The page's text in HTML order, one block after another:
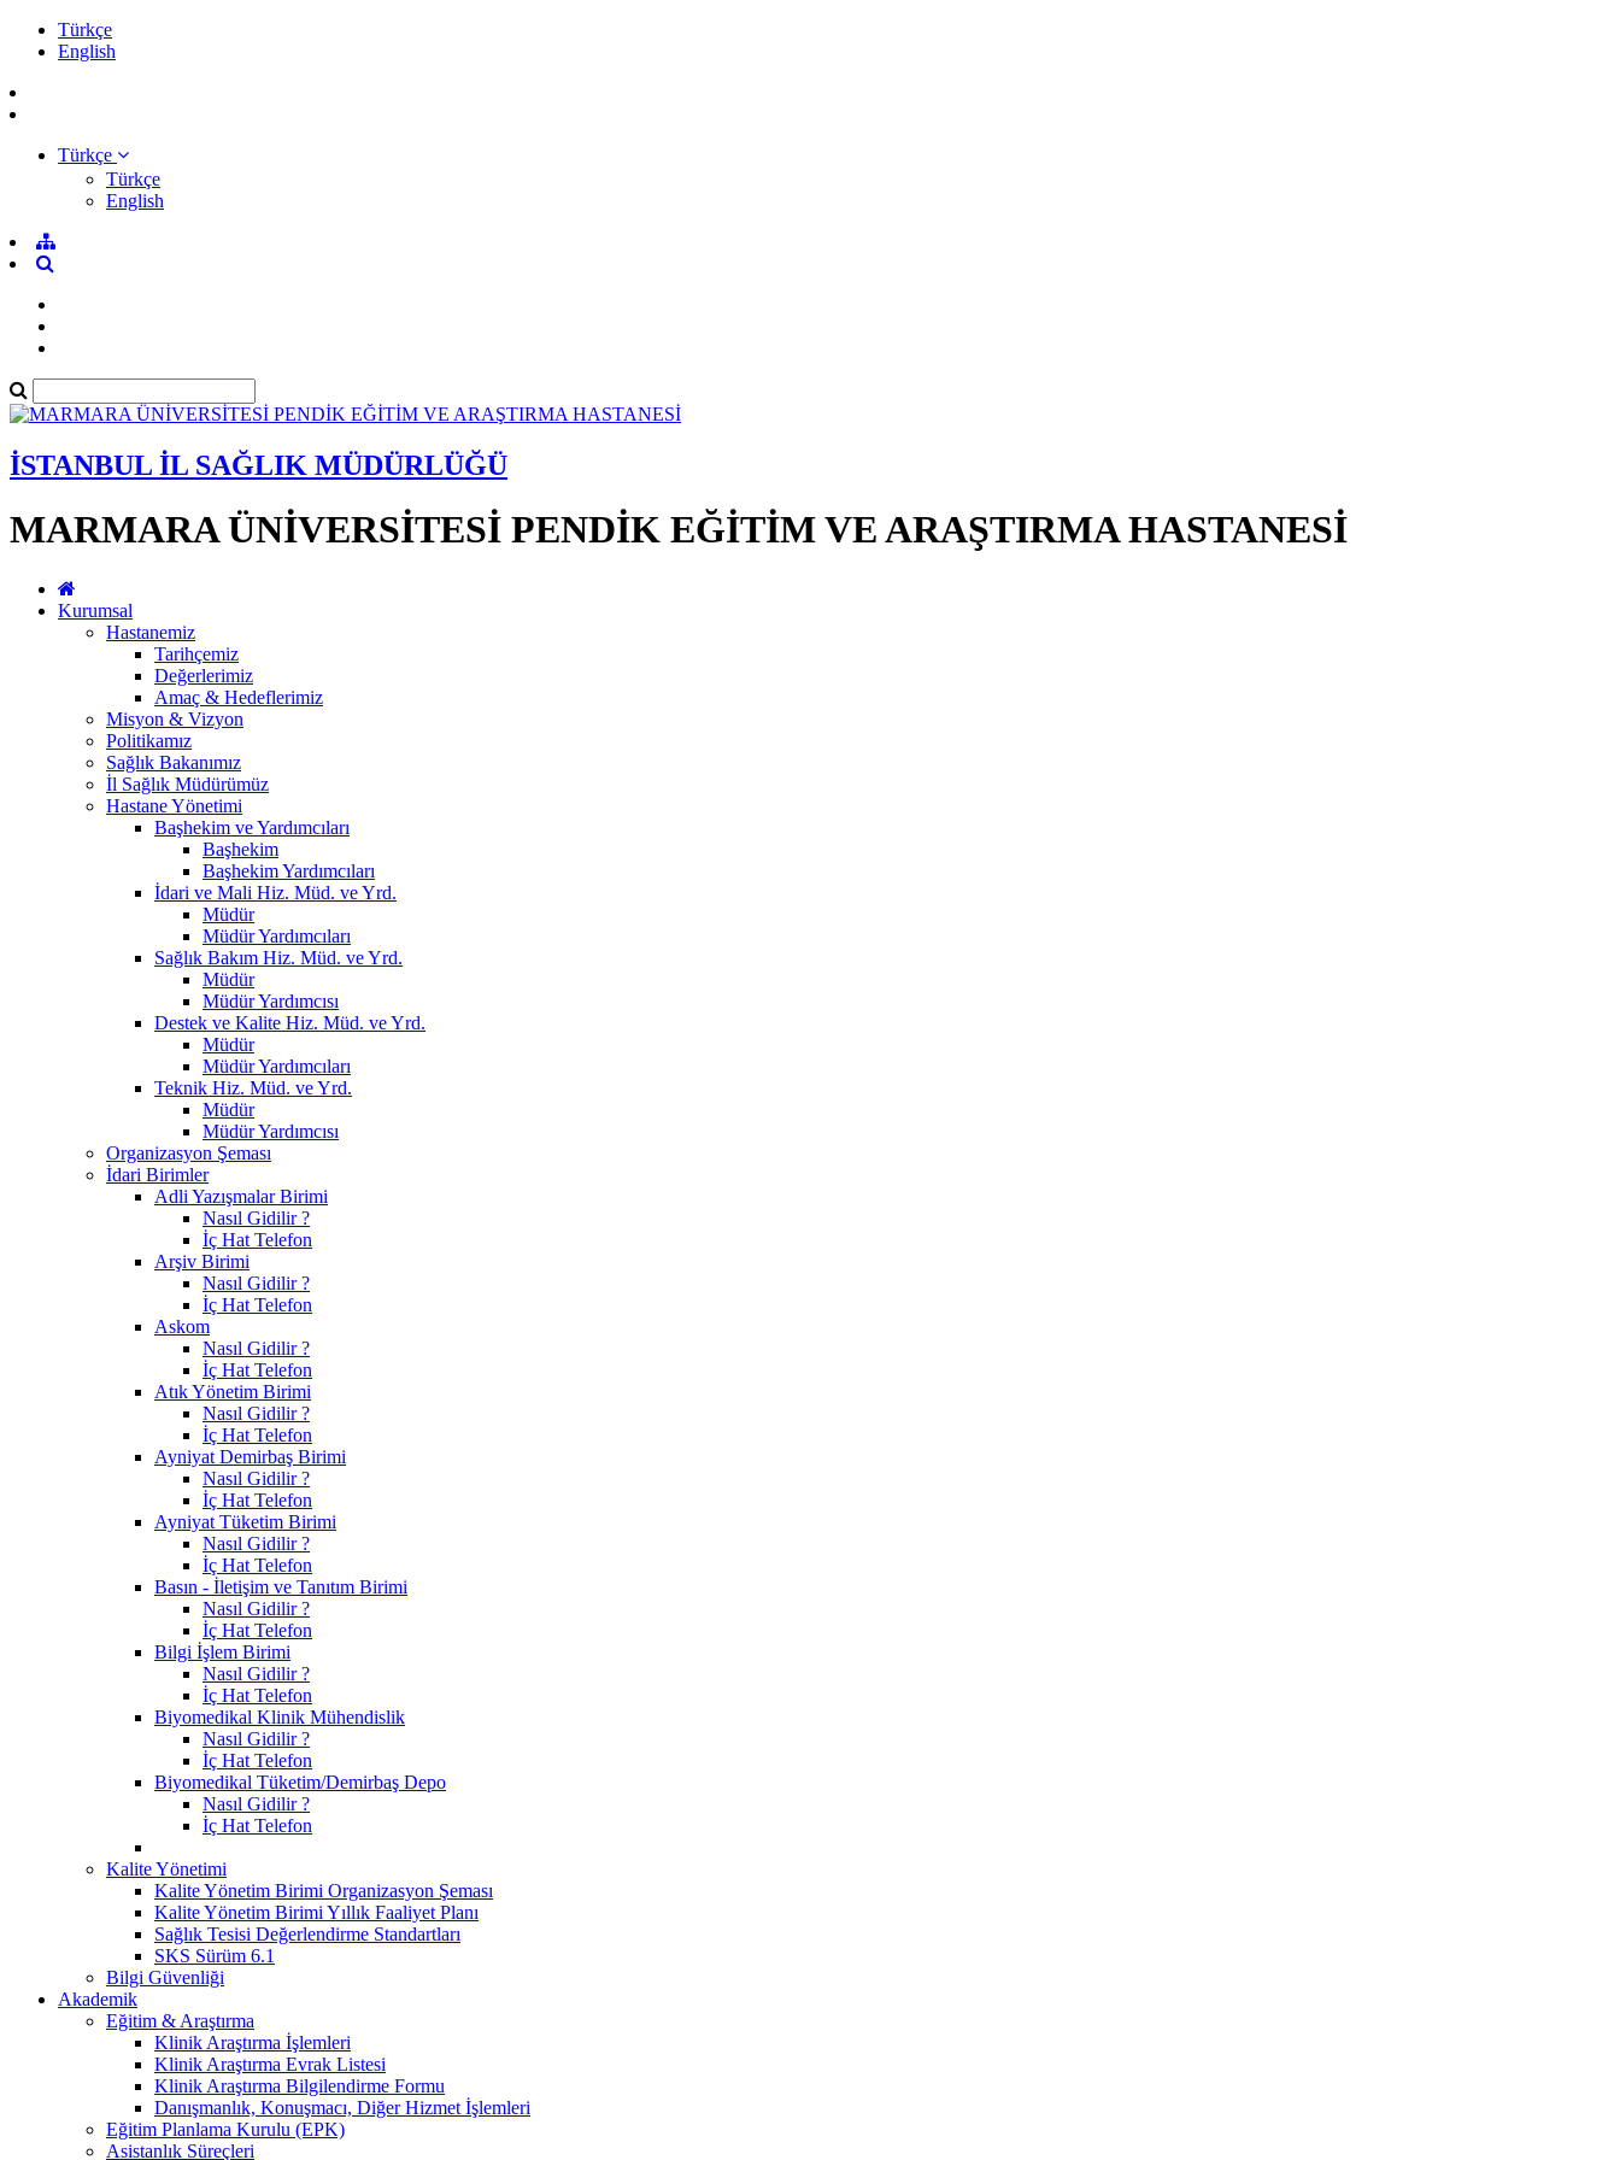
Türkçe
English
Türkçe
Türkçe
English
İSTANBUL İL SAĞLIK MÜDÜRLÜĞÜ
MARMARA ÜNİVERSİTESİ PENDİK EĞİTİM VE ARAŞTIRMA HASTANESİ
Kurumsal
Hastanemiz
Tarihçemiz
Değerlerimiz
Amaç & Hedeflerimiz
Misyon & Vizyon
Politikamız
Sağlık Bakanımız
İl Sağlık Müdürümüz
Hastane Yönetimi
Başhekim ve Yardımcıları
Başhekim
Başhekim Yardımcıları
İdari ve Mali Hiz. Müd. ve Yrd.
Müdür
Müdür Yardımcıları
Sağlık Bakım Hiz. Müd. ve Yrd.
Müdür
Müdür Yardımcısı
Destek ve Kalite Hiz. Müd. ve Yrd.
Müdür
Müdür Yardımcıları
Teknik Hiz. Müd. ve Yrd.
Müdür
Müdür Yardımcısı
Organizasyon Şeması
İdari Birimler
Adli Yazışmalar Birimi
Nasıl Gidilir ?
İç Hat Telefon
Arşiv Birimi
Nasıl Gidilir ?
İç Hat Telefon
Askom
Nasıl Gidilir ?
İç Hat Telefon
Atık Yönetim Birimi
Nasıl Gidilir ?
İç Hat Telefon
Ayniyat Demirbaş Birimi
Nasıl Gidilir ?
İç Hat Telefon
Ayniyat Tüketim Birimi
Nasıl Gidilir ?
İç Hat Telefon
Basın - İletişim ve Tanıtım Birimi
Nasıl Gidilir ?
İç Hat Telefon
Bilgi İşlem Birimi
Nasıl Gidilir ?
İç Hat Telefon
Biyomedikal Klinik Mühendislik
Nasıl Gidilir ?
İç Hat Telefon
Biyomedikal Tüketim/Demirbaş Depo
Nasıl Gidilir ?
İç Hat Telefon
Kalite Yönetimi
Kalite Yönetim Birimi Organizasyon Şeması
Kalite Yönetim Birimi Yıllık Faaliyet Planı
Sağlık Tesisi Değerlendirme Standartları
SKS Sürüm 6.1
Bilgi Güvenliği
Akademik
Eğitim & Araştırma
Klinik Araştırma İşlemleri
Klinik Araştırma Evrak Listesi
Klinik Araştırma Bilgilendirme Formu
Danışmanlık, Konuşmacı, Diğer Hizmet İşlemleri
Eğitim Planlama Kurulu (EPK)
Asistanlık Süreçleri